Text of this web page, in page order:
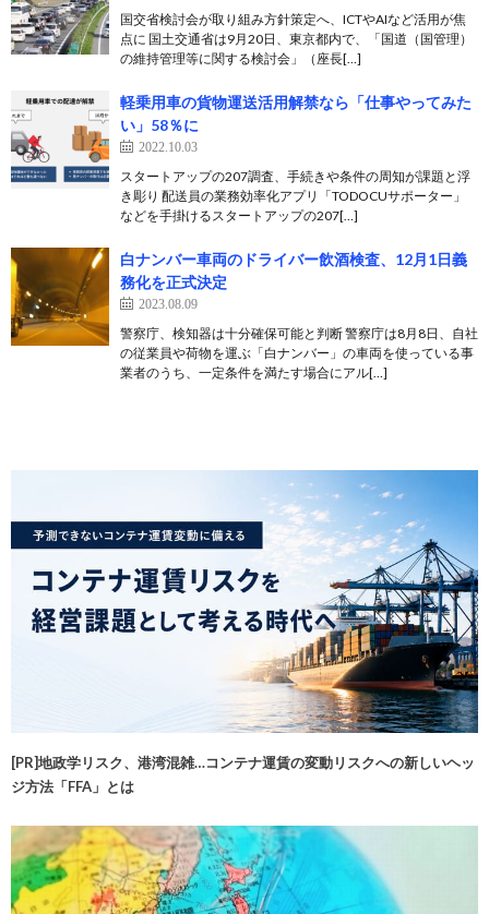
国交省検討会が取り組み方針策定へ、ICTやAIなど活用が焦
点に 国土交通省は9月20日、東京都内で、「国道（国管理）
の維持管理等に関する検討会」（座長[…]
軽乗用車の貨物運送活用解禁なら「仕事やってみた
い」58％に
2022.10.03
スタートアップの207調査、手続きや条件の周知が課題と浮
き彫り 配送員の業務効率化アプリ「TODOCUサポーター」
などを手掛けるスタートアップの207[…]
白ナンバー車両のドライバー飲酒検査、12月1日義
務化を正式決定
2023.08.09
警察庁、検知器は十分確保可能と判断 警察庁は8月8日、自社
の従業員や荷物を運ぶ「白ナンバー」の車両を使っている事
業者のうち、一定条件を満たす場合にアル[…]
[PR]地政学リスク、港湾混雑…コンテナ運賃の変動リスクへの新しいヘッ
ジ方法「FFA」とは